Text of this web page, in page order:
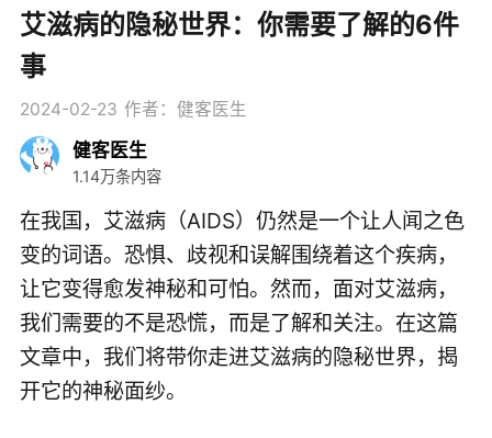
艾滋病的隐秘世界：你需要了解的6件
事
2024-02-23 作者：健客医生
健客医生
1.14万条内容
在我国，艾滋病（AIDS）仍然是一个让人闻之色
变的词语。恐惧、歧视和误解围绕着这个疾病，
让它变得愈发神秘和可怕。然而，面对艾滋病，
我们需要的不是恐慌，而是了解和关注。在这篇
文章中，我们将带你走进艾滋病的隐秘世界，揭
开它的神秘面纱。